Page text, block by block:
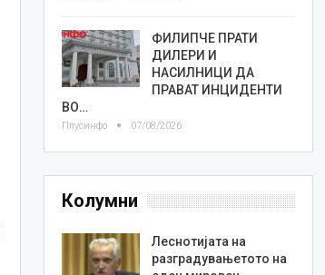
ФИЛИПЧЕ ПРАТИ
ДИЛЕРИ И
НАСИЛНИЦИ ДА
ПРАВАТ ИНЦИДЕНТИ
ВО…
Плусинфо 07/08/2026
Колумни
Леснотијата на
разградувањетото на